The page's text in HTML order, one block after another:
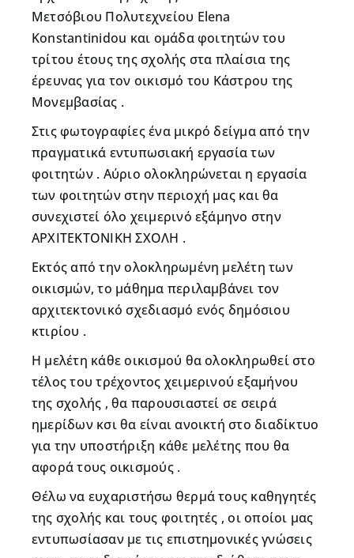
Μετσόβιου Πολυτεχνείου Elena
Konstantinidou και ομάδα φοιτητών του
τρίτου έτους της σχολής στα πλαίσια της
έρευνας για τον οικισμό του Κάστρου της
Μονεμβασίας .
Στις φωτογραφίες ένα μικρό δείγμα από την
πραγματικά εντυπωσιακή εργασία των
φοιτητών . Αύριο ολοκληρώνεται η εργασία
των φοιτητών στην περιοχή μας και θα
συνεχιστεί όλο χειμερινό εξάμηνο στην
ΑΡΧΙΤΕΚΤΟΝΙΚΗ ΣΧΟΛΗ .
Εκτός από την ολοκληρωμένη μελέτη των
οικισμών, το μάθημα περιλαμβάνει τον
αρχιτεκτονικό σχεδιασμό ενός δημόσιου
κτιρίου .
Η μελέτη κάθε οικισμού θα ολοκληρωθεί στο
τέλος του τρέχοντος χειμερινού εξαμήνου
της σχολής , θα παρουσιαστεί σε σειρά
ημερίδων κσι θα είναι ανοικτή στο διαδίκτυο
για την υποστήριξη κάθε μελέτης που θα
αφορά τους οικισμούς .
Θέλω να ευχαριστήσω θερμά τους καθηγητές
της σχολής και τους φοιτητές , οι οποίοι μας
εντυπωσίασαν με τις επιστημονικές γνώσεις